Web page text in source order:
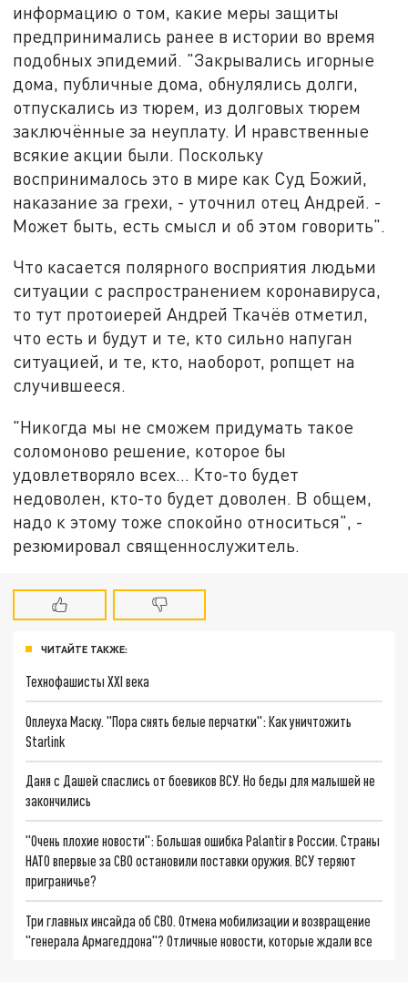
информацию о том, какие меры защиты
предпринимались ранее в истории во время
подобных эпидемий. "Закрывались игорные
дома, публичные дома, обнулялись долги,
отпускались из тюрем, из долговых тюрем
заключённые за неуплату. И нравственные
всякие акции были. Поскольку
воспринималось это в мире как Суд Божий,
наказание за грехи, - уточнил отец Андрей. -
Может быть, есть смысл и об этом говорить".
Что касается полярного восприятия людьми
ситуации с распространением коронавируса,
то тут протоиерей Андрей Ткачёв отметил,
что есть и будут и те, кто сильно напуган
ситуацией, и те, кто, наоборот, ропщет на
случившееся.
"Никогда мы не сможем придумать такое
соломоново решение, которое бы
удовлетворяло всех… Кто-то будет
недоволен, кто-то будет доволен. В общем,
надо к этому тоже спокойно относиться", -
резюмировал священнослужитель.
ЧИТАЙТЕ ТАКЖЕ:
Технофашисты XXI века
Оплеуха Маску. "Пора снять белые перчатки": Как уничтожить
Starlink
Даня с Дашей спаслись от боевиков ВСУ. Но беды для малышей не
закончились
"Очень плохие новости": Большая ошибка Palantir в России. Страны
НАТО впервые за СВО остановили поставки оружия. ВСУ теряют
приграничье?
Три главных инсайда об СВО. Отмена мобилизации и возвращение
"генерала Армагеддона"? Отличные новости, которые ждали все